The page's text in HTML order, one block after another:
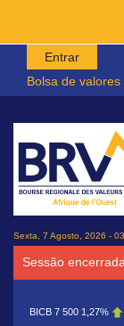
Passar para o
Entrar
Bolsa de valores
Sexta, 7 Agosto, 2026 -
Sessão encerrada
BICB 7 500 1,27%